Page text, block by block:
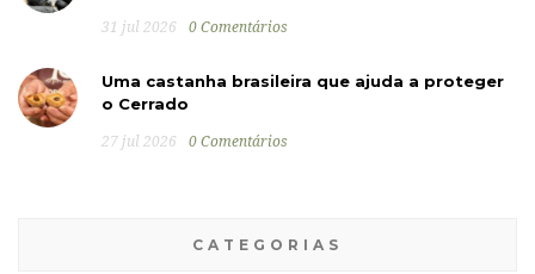
31 jul 2026 0 Comentários
Uma castanha brasileira que ajuda a proteger
o Cerrado
27 jul 2026 0 Comentários
CATEGORIAS